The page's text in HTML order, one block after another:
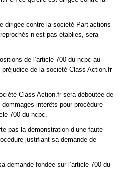
dirigée contre la société Part’actions
n’est pas établies, sera
de l’article 700 du ncpc au
de la société Class Action.fr
Class Action.fr sera déboutée de
intérêts pour procédure
700 du ncpc.
pas la démonstration d’une faute
justifiant sa demande de
demande fondée sur l’article 700 du